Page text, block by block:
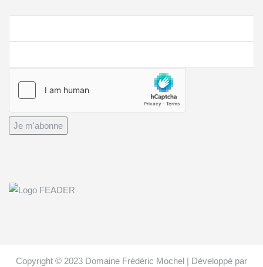
Je m'abonne
Copyright © 2023 Domaine Frédéric Mochel | Développé par